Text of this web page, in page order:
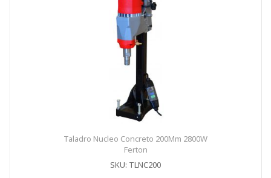
Taladro Nucleo Concreto 200Mm 2800W
Ferton
SKU: TLNC200